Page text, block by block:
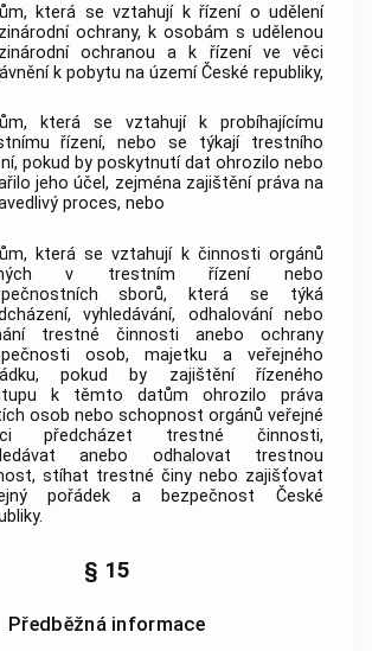
která se vztahují k řízení o udělení
ochrany, k osobám s udělenou
ochranou a k řízení ve věci
k pobytu na území České republiky,
která se vztahují k probíhajícímu
řízení, nebo se týkají trestního
pokud by poskytnutí dat ohrozilo nebo
jeho účel, zejména zajištění práva na
proces, nebo
která se vztahují k činnosti orgánů
v trestním řízení nebo
sborů, která se týká
vyhledávání, odhalování nebo
trestné činnosti anebo ochrany
osob, majetku a veřejného
pokud by zajištění řízeného
k těmto datům ohrozilo práva
osob nebo schopnost orgánů veřejné
předcházet trestné činnosti,
anebo odhalovat trestnou
stíhat trestné činy nebo zajišťovat
pořádek a bezpečnost České
§ 15
Předběžná informace